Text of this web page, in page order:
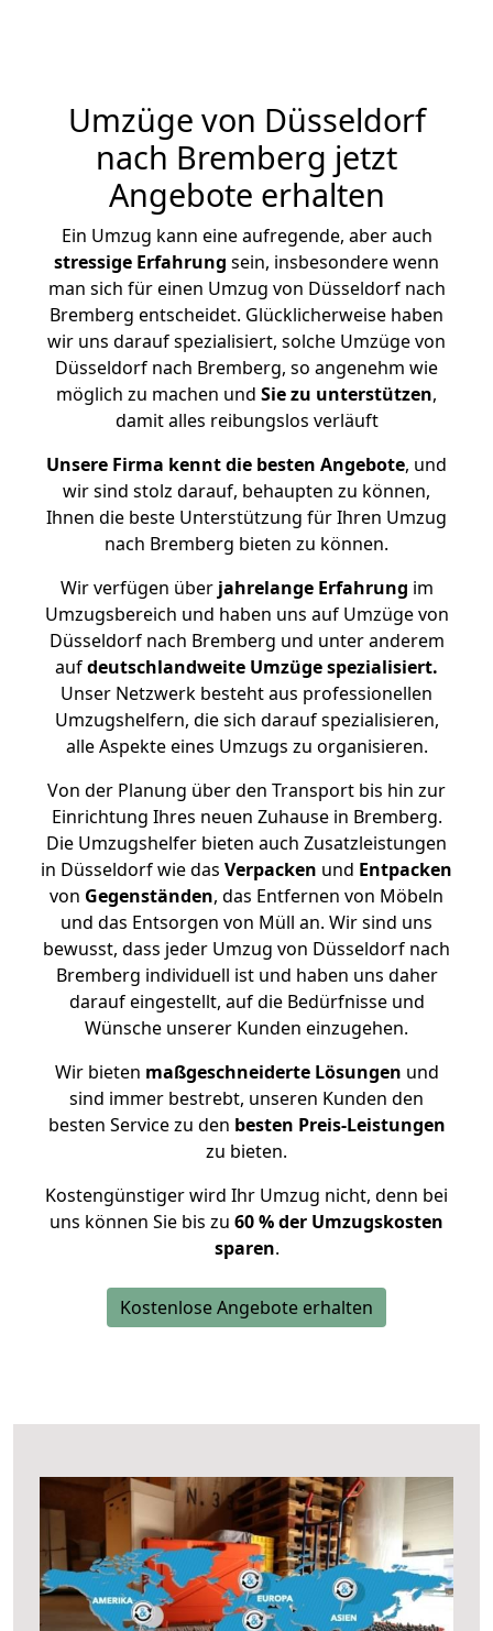
Umzüge von Düsseldorf
nach Bremberg jetzt
Angebote erhalten
Ein Umzug kann eine aufregende, aber auch
stressige Erfahrung sein, insbesondere wenn
man sich für einen Umzug von Düsseldorf nach
Bremberg entscheidet. Glücklicherweise haben
wir uns darauf spezialisiert, solche Umzüge von
Düsseldorf nach Bremberg, so angenehm wie
möglich zu machen und Sie zu unterstützen,
damit alles reibungslos verläuft
Unsere Firma kennt die besten Angebote, und
wir sind stolz darauf, behaupten zu können,
Ihnen die beste Unterstützung für Ihren Umzug
nach Bremberg bieten zu können.
Wir verfügen überjahrelange Erfahrung im
Umzugsbereich und haben uns auf Umzüge von
Düsseldorf nach Bremberg und unter anderem
aufdeutschlandweite Umzüge spezialisiert.
Unser Netzwerk besteht aus professionellen
Umzugshelfern, die sich darauf spezialisieren,
alle Aspekte eines Umzugs zu organisieren.
Von der Planung über den Transport bis hin zur
Einrichtung Ihres neuen Zuhause in Bremberg.
Die Umzugshelfer bieten auch Zusatzleistungen
in Düsseldorf wie das Verpacken und Entpacken
von Gegenständen, das Entfernen von Möbeln
und das Entsorgen von Müll an. Wir sind uns
bewusst, dass jeder Umzug von Düsseldorf nach
Bremberg individuell ist und haben uns daher
darauf eingestellt, auf die Bedürfnisse und
Wünsche unserer Kunden einzugehen.
Wir bieten maßgeschneiderte Lösungen und
sind immer bestrebt, unseren Kunden den
besten Service zu den besten Preis-Leistungen
zu bieten.
Kostengünstiger wird Ihr Umzug nicht, denn bei
uns können Sie bis zu 60 % der Umzugskosten
sparen.
Kostenlose Angebote erhalten